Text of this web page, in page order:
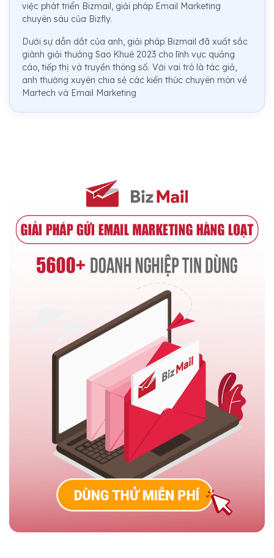
việc phát triển Bizmail, giải pháp Email Marketing
chuyên sâu của Bizfly.
Dưới sự dẫn dắt của anh, giải pháp Bizmail đã xuất sắc
giành giải thưởng Sao Khuê 2023 cho lĩnh vực quảng
cáo, tiếp thị và truyền thông số. Với vai trò là tác giả,
anh thường xuyên chia sẻ các kiến thức chuyên môn về
Martech và Email Marketing